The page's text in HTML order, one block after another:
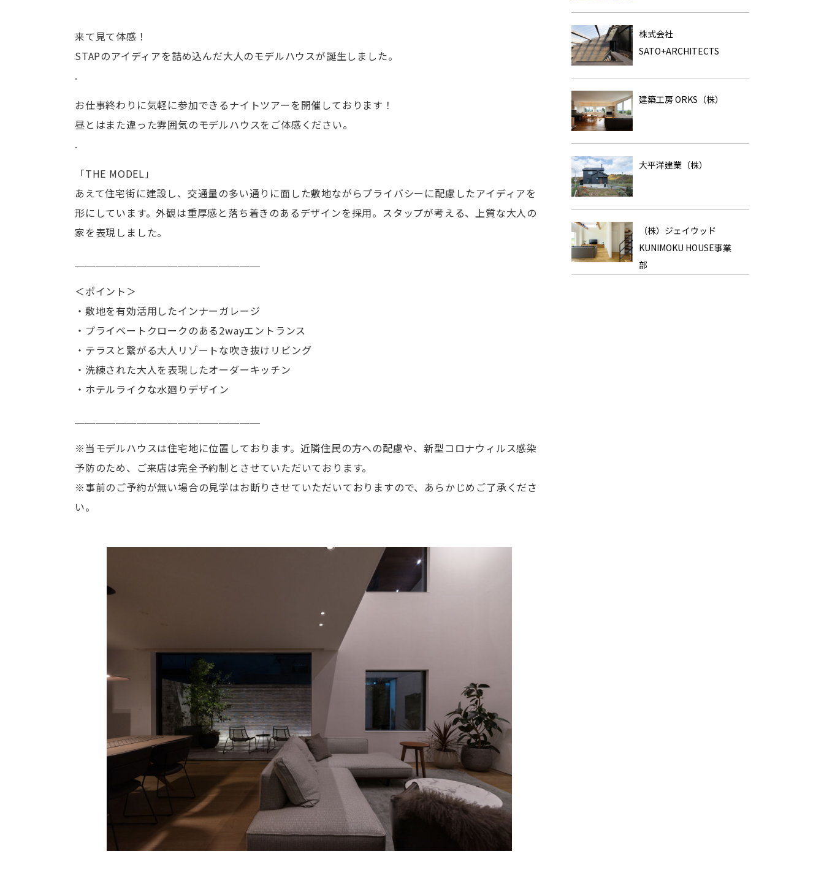
来て見て体感！
STAPのアイディアを詰め込んだ大人のモデルハウスが誕生しました。
.
お仕事終わりに気軽に参加できるナイトツアーを開催しております！
昼とはまた違った雰囲気のモデルハウスをご体感ください。
.
「THE MODEL」
あえて住宅街に建設し、交通量の多い通りに面した敷地ながらプライバシーに配慮したアイディアを
形にしています。外観は重厚感と落ち着きのあるデザインを採用。スタップが考える、上質な大人の
家を表現しました。
＜ポイント＞
・敷地を有効活用したインナーガレージ
・プライベートクロークのある2wayエントランス
・テラスと繋がる大人リゾートな吹き抜けリビング
・洗練された大人を表現したオーダーキッチン
・ホテルライクな水廻りデザイン
※当モデルハウスは住宅地に位置しております。近隣住民の方への配慮や、新型コロナウィルス感染
予防のため、ご来店は完全予約制とさせていただいております。
※事前のご予約が無い場合の見学はお断りさせていただいておりますので、あらかじめご了承くださ
い。
株式会社
SATO+ARCHITECTS
建築工房 ORKS（株）
大平洋建業（株）
（株）ジェイウッド
KUNIMOKU HOUSE事業
部